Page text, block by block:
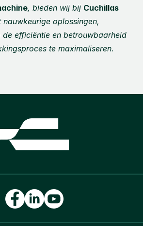
, bieden wij bij Cuchillas
nauwkeurige oplossingen,
de efficiëntie en betrouwbaarheid
te maximaliseren.